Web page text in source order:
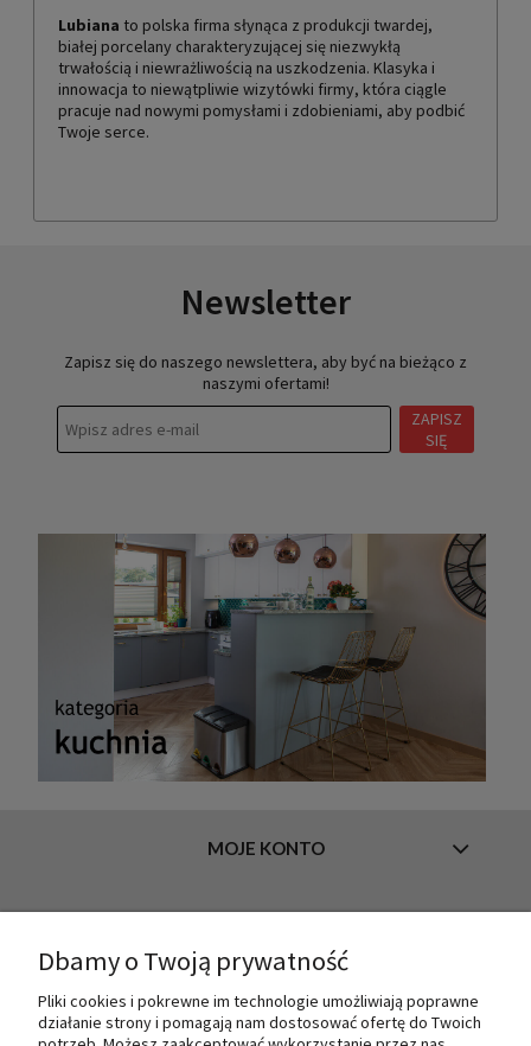
Lubiana to polska firma słynąca z produkcji twardej,
białej porcelany charakteryzującej się niezwykłą
trwałością i niewrażliwością na uszkodzenia. Klasyka i
innowacja to niewątpliwie wizytówki firmy, która ciągle
pracuje nad nowymi pomysłami i zdobieniami, aby podbić
Twoje serce.
Newsletter
Zapisz się do naszego newslettera, aby być na bieżąco z
naszymi ofertami!
ZAPISZ
SIĘ
MOJE KONTO
O NAS
Dbamy o Twoją prywatność
Pliki cookies i pokrewne im technologie umożliwiają poprawne
działanie strony i pomagają nam dostosować ofertę do Twoich